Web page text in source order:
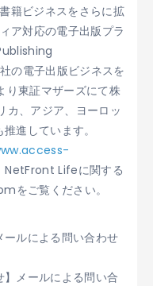
籍ビジネスをさらに拡
ア対応の電子出版プラ
の電子出版ビジネスを
り東証マザーズにて株
カ、アジア、ヨーロッ
進しています。
NetFront Lifeに関する
ご覧ください。
ールによる問い合わせ
】メールによる問い合